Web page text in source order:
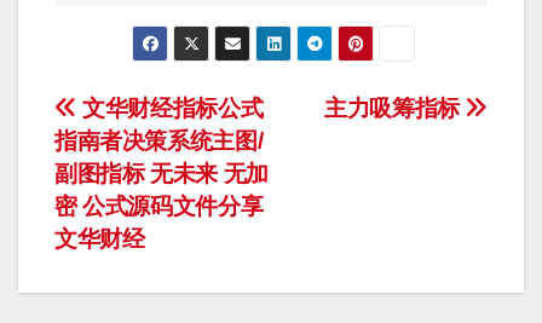
文
章
导
航
主力吸筹指标
文华财经指标公式
指南者决策系统主图/
副图指标 无未来 无加
密 公式源码文件分享
文华财经